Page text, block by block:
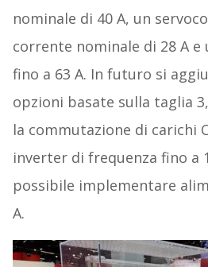
nominale di 40 A, un
corrente nominale di 28 A
fino a 63 A. In futuro si
opzioni basate sulla taglia
la commutazione di carichi
inverter di frequenza fino a
possibile implementare
A.